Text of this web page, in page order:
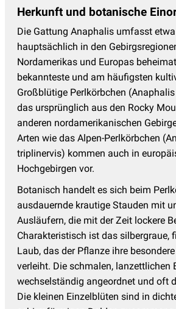
Iris (33)
Jakobsleiter (2)
Kandelaber
Katzenminze
(14)
Katzenpfötchen(2)
Kaukasus
Knöterich(15)
Kokardenblume -
Küchenschelle (3)
Lavendel Pflanzen
Lerchensporn(3)
Lichtnelke - Lychnis
Lilientraube (3)
Lungenkraut
Herkunft und botanische
Die Gattung Anaphalis umfasst
hauptsächlich in den
Nordamerikas und Europas
bekannteste und am häufigsten
Großblütige Perlkörbchen
das ursprünglich aus den Rocky
anderen nordamerikanischen
Arten wie das Alpen-Perlkörbchen
triplinervis) kommen auch in
Hochgebirgen vor.
Botanisch handelt es sich beim
ausdauernde krautige Stauden mit
Ausläufern, die mit der Zeit lockere
Charakteristisch ist das silbergraue,
Laub, das der Pflanze ihre
verleiht. Die schmalen, lanzettlichen
wechselständig angeordnet und oft
Die kleinen Einzelblüten sind in